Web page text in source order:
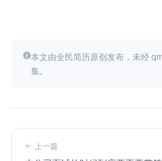
本文由全民简历原创发布，未经
集。
上一篇